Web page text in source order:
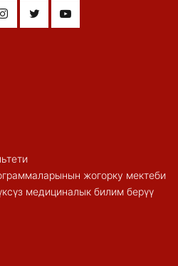
жогорку мектеби
медициналык билим берүү